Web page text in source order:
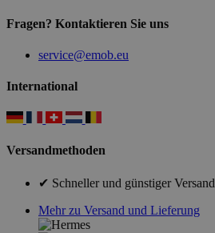
Fragen? Kontaktieren Sie uns
service@emob.eu
International
Versandmethoden
✔ Schneller und günstiger Versand
Mehr zu Versand und Lieferung